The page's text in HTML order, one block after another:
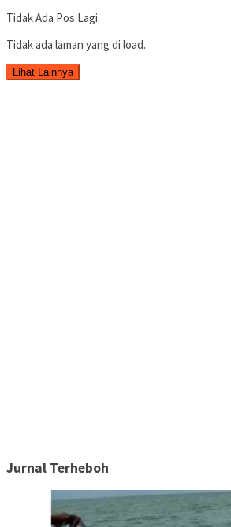
Tidak Ada Pos Lagi.
Tidak ada laman yang di load.
Lihat Lainnya
Jurnal Terheboh